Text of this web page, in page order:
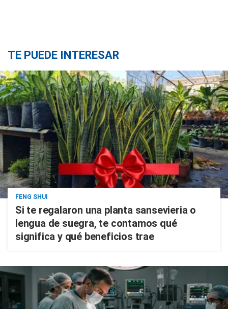
TE PUEDE INTERESAR
FENG SHUI
Si te regalaron una planta sansevieria o
lengua de suegra, te contamos qué
significa y qué beneficios trae